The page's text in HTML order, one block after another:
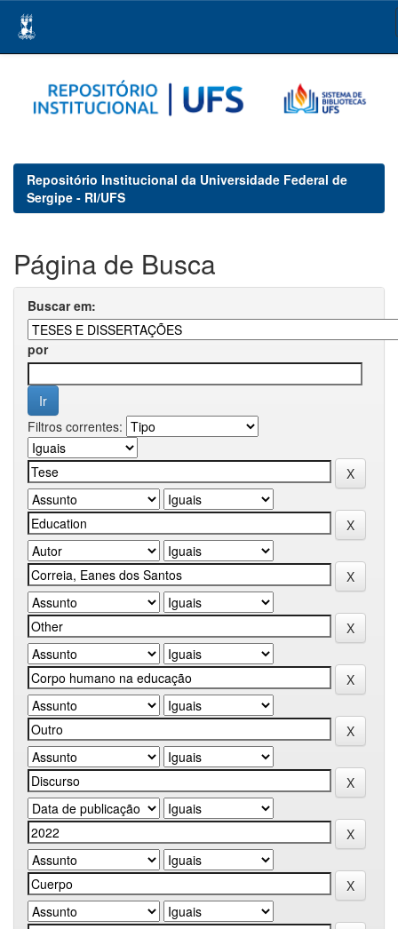
navigation
Repositório Institucional da Universidade Federal de
Sergipe - RI/UFS
Página de Busca
Buscar em:
por
Filtros correntes: